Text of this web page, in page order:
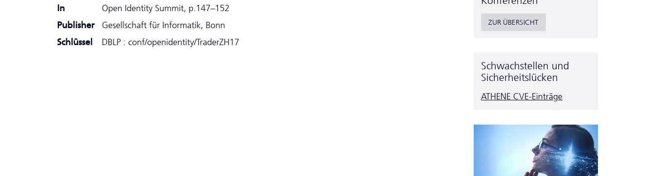
In
Open Identity Summit, p.147–152
Publisher
Gesellschaft für Informatik, Bonn
Schlüssel
DBLP : conf/openidentity/TraderZH17
ZUR ÜBERSICHT
Schwachstellen und
Sicherheitslücken
ATHENE CVE-Einträge